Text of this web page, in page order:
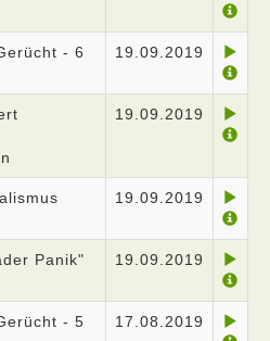
- 6 19.09.2019
19.09.2019
19.09.2019
Panik" 19.09.2019
- 5 17.08.2019